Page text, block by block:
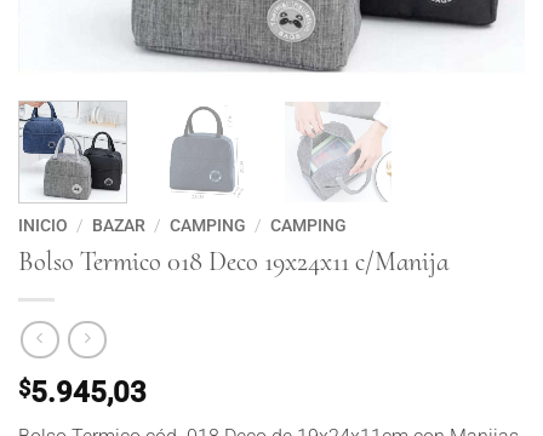
INICIO / BAZAR / CAMPING / CAMPING
Bolso Termico 018 Deco 19x24x11 c/Manija
$5.945,03